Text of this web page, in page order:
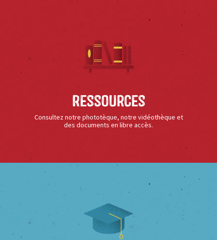
Ressources
Consultez notre phototèque, notre vidéothèque et
des documents en libre accès.